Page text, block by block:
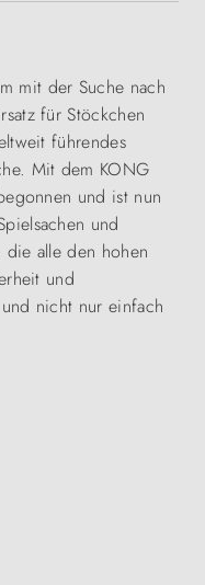
mit der Suche nach
für Stöckchen
führendes
Mit dem KONG
und ist nun
und
die alle den hohen
und
nicht nur einfach